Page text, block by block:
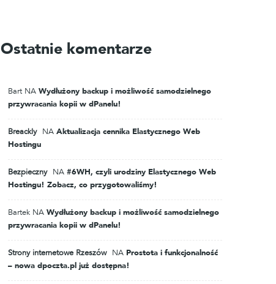
Ostatnie komentarze
Bart NAWydłużony backup i możliwość samodzielnego
przywracania kopii w dPanelu!
Breackly NAAktualizacja cennika Elastycznego Web
Hostingu
Bezpieczny NA#6WH, czyli urodziny Elastycznego Web
Hostingu! Zobacz, co przygotowaliśmy!
Bartek NAWydłużony backup i możliwość samodzielnego
przywracania kopii w dPanelu!
Strony internetowe Rzeszów NA Prostota i funkcjonalność
– nowa dpoczta.pl już dostępna!